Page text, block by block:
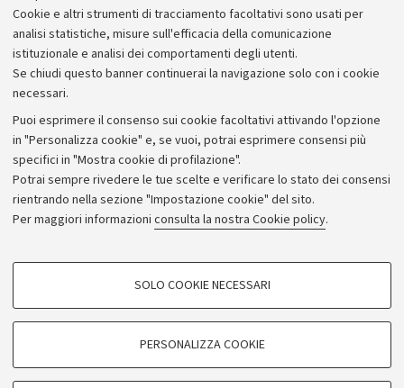
Cookie e altri strumenti di tracciamento facoltativi sono usati per
analisi statistiche, misure sull'efficacia della comunicazione
istituzionale e analisi dei comportamenti degli utenti.
Se chiudi questo banner continuerai la navigazione solo con i cookie
necessari.
Puoi esprimere il consenso sui cookie facoltativi attivando l'opzione
in "Personalizza cookie" e, se vuoi, potrai esprimere consensi più
specifici in "Mostra cookie di profilazione".
Potrai sempre rivedere le tue scelte e verificare lo stato dei consensi
rientrando nella sezione "Impostazione cookie" del sito.
Per maggiori informazioni consulta la nostra Cookie policy.
COOKIE DI PROFILAZIONE - FACOLTATIVI
SOLO COOKIE NECESSARI
PERSONALIZZA COOKIE
Bilanci
Donazioni e 5x1000
Bandi, gare e concorsi
Albo online
Amministrazione trasparente
Atti di notifica
Informazioni sul sito e accessibilità
Dichiarazione di accessibilità
Privacy e note legali
Impostazioni Cookie
©Copyright 2026 - ALMA MATER STUDIORUM - Università di